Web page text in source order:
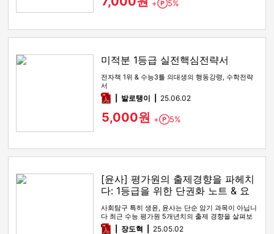
+ Point
5%
미적분 1등급 실전핵심전략서
전자책 1위 & 수능3틀 의대생의 행동강령, 수학전략
서
pdf발로탱이 25.06.02
5,000원 + Point
5%
[윤사] 평가원의 출제경향을 파헤치
다: 1등급을 위한 단권화 노트 & 요
약본
사회탐구 특히 생윤, 윤사는 단순 암기 과목이 아닙니
다 최근 수능 평가원 5개년치의 출제 경향을 살펴보
면 2022 9모, 2…
pdf장도혁 25.05.02